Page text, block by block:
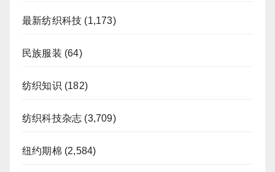
最新纺织科技 (1,173)
民族服装 (64)
纺织知识 (182)
纺织科技杂志 (3,709)
纽约期棉 (2,584)